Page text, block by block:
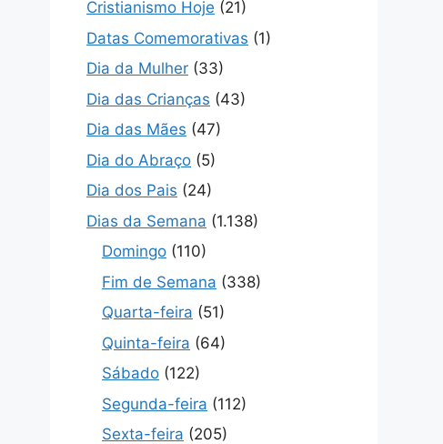
Cristianismo Hoje (21)
Datas Comemorativas (1)
Dia da Mulher (33)
Dia das Crianças (43)
Dia das Mães (47)
Dia do Abraço (5)
Dia dos Pais (24)
Dias da Semana (1.138)
Domingo (110)
Fim de Semana (338)
Quarta-feira (51)
Quinta-feira (64)
Sábado (122)
Segunda-feira (112)
Sexta-feira (205)